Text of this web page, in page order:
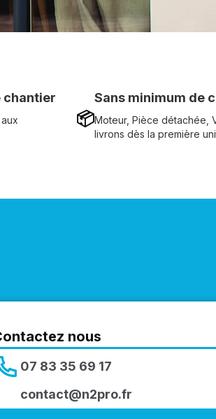
chantier
📦
Sans minimum de
Moteur, Pièce détachée,
livrons dès la première
nous
07 83 35 69 17
contact@n2pro.fr